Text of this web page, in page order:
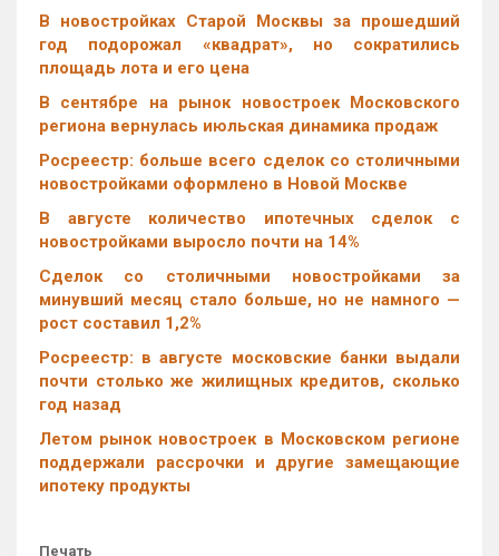
В новостройках Старой Москвы за прошедший
год подорожал «квадрат», но сократились
площадь лота и его цена
В сентябре на рынок новостроек Московского
региона вернулась июльская динамика продаж
Росреестр: больше всего сделок со столичными
новостройками оформлено в Новой Москве
В августе количество ипотечных сделок с
новостройками выросло почти на 14%
Cделок со столичными новостройками за
минувший месяц стало больше, но не намного —
рост составил 1,2%
Росреестр: в августе московские банки выдали
почти столько же жилищных кредитов, сколько
год назад
Летом рынок новостроек в Московском регионе
поддержали рассрочки и другие замещающие
ипотеку продукты
Печать